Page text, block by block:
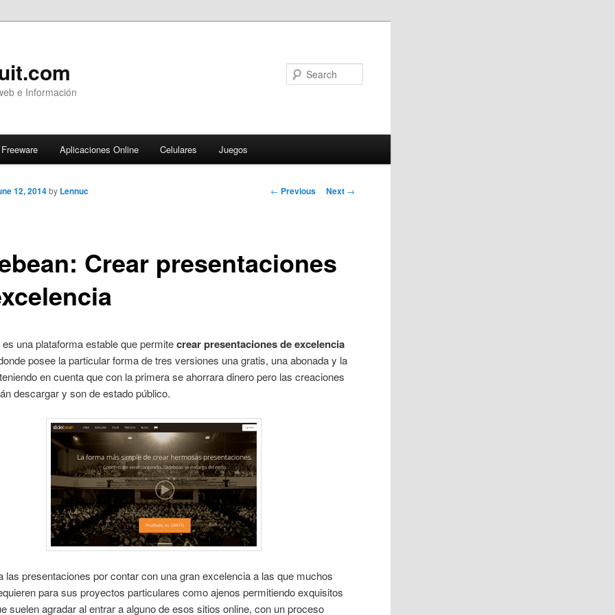
e Información
Freeware Aplicaciones Online Celulares Juegos
Post
← Previous Next →
Crear presentaciones
12, 2014 by Lennuc
es una plataforma estable que permitecrear presentaciones de excelencia
posee la particular forma de tres versiones una gratis, una abonada y la
en cuenta que con la primera se ahorrara dinero pero las creaciones
descargar y son de estado público.
las presentaciones por contar con una gran excelencia a las que muchos
para sus proyectos particulares como ajenos permitiendo exquisitos
suelen agradar al entrar a alguno de esos sitios online, con un proceso